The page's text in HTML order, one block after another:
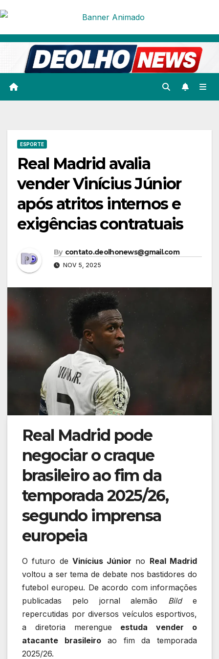
Skip
content
ESPORTE
Real Madrid avalia
vender Vinícius Júnior
após atritos internos e
exigências contratuais
By contato.deolhonews@gmail.com
NOV 5, 2025
Real Madrid pode
negociar o craque
brasileiro ao fim da
temporada 2025/26,
segundo imprensa
europeia
O futuro de Vinícius Júnior no Real Madrid
voltou a ser tema de debate nos bastidores do
futebol europeu. De acordo com informações
publicadas pelo jornal alemão Bilde
repercutidas por diversos veículos esportivos,
a diretoria merengue estuda vender o
atacante brasileiroao fim da temporada
2025/26.